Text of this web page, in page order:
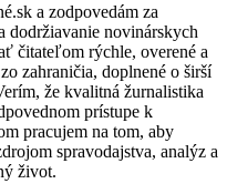
a zodpovedám za
dodržiavanie novinárskych
čitateľom rýchle, overené a
zahraničia, doplnené o širší
že kvalitná žurnalistika
prístupe k
pracujem na tom, aby
spravodajstva, analýz a
život.